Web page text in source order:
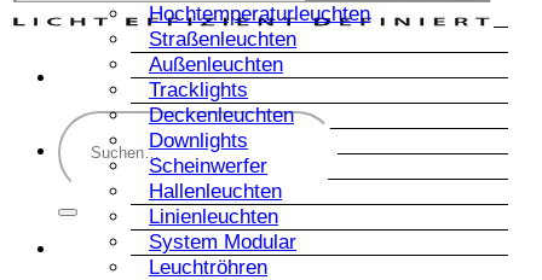
Suche
nach:
Hochtemperaturleuchten
Straßenleuchten
Außenleuchten
Tracklights
Deckenleuchten
Downlights
Scheinwerfer
Hallenleuchten
Linienleuchten
System Modular
Leuchtröhren